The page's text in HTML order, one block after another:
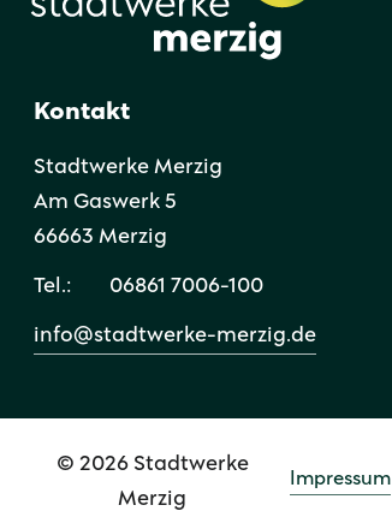
Kontakt
Stadtwerke Merzig
Am Gaswerk 5
66663 Merzig
Tel.: 06861 7006-100
info@stadtwerke-merzig.de
© 2026 Stadtwerke
Merzig
Impressum